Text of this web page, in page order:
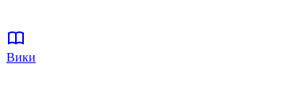
Вики